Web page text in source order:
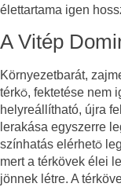
élettartama igen
A Vitép
Környezetbarát,
térkő, fektetése nem
helyreállítható, újra
lerakása egyszerre
színhatás elérhető
mert a térkövek élei
jönnek létre. A